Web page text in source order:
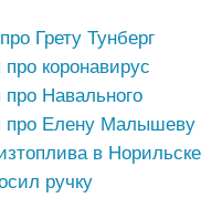
Грету Тунберг
коронавирус
Навального
про Елену Малышеву
в Норильске
ручку